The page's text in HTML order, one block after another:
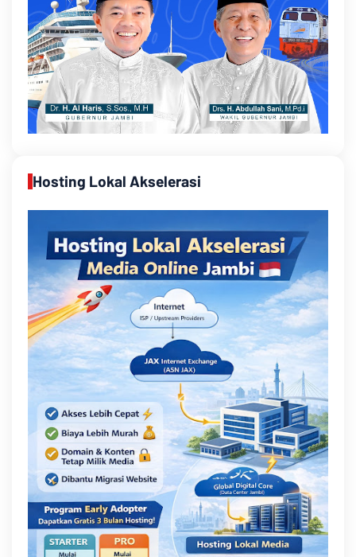
Hosting Lokal Akselerasi